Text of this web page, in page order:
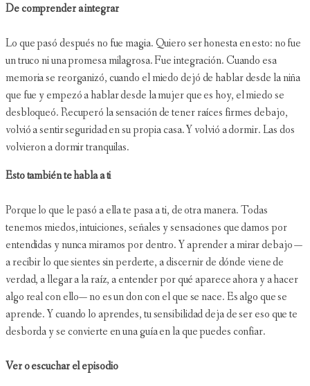
De comprender a integrar
Lo que pasó después no fue magia. Quiero ser honesta en esto: no fue
un truco ni una promesa milagrosa. Fue integración. Cuando esa
memoria se reorganizó, cuando el miedo dejó de hablar desde la niña
que fue y empezó a hablar desde la mujer que es hoy, el miedo se
desbloqueó. Recuperó la sensación de tener raíces firmes debajo,
volvió a sentir seguridad en su propia casa. Y volvió a dormir. Las dos
volvieron a dormir tranquilas.
Esto también te habla a ti
Porque lo que le pasó a ella te pasa a ti, de otra manera. Todas
tenemos miedos, intuiciones, señales y sensaciones que damos por
entendidas y nunca miramos por dentro. Y aprender a mirar debajo —
a recibir lo que sientes sin perderte, a discernir de dónde viene de
verdad, a llegar a la raíz, a entender por qué aparece ahora y a hacer
algo real con ello— no es un don con el que se nace. Es algo que se
aprende. Y cuando lo aprendes, tu sensibilidad deja de ser eso que te
desborda y se convierte en una guía en la que puedes confiar.
Ver o escuchar el episodio